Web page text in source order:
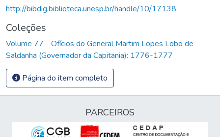
http://bibdig.biblioteca.unesp.br/handle/10/17138
Coleções
Volume 77 - Ofícios do General Martim Lopes Lobo de
Saldanha (Governador da Capitania): 1776-1777
Página do item completo
PARCEIROS